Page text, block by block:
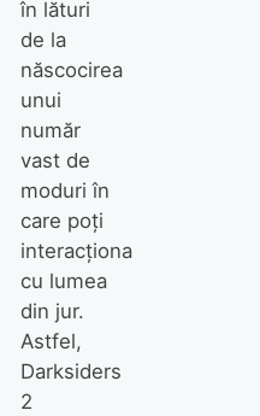
în lături
de la
născocirea
unui
număr
vast de
moduri în
care poţi
interacţiona
cu lumea
din jur.
Astfel,
Darksiders
2